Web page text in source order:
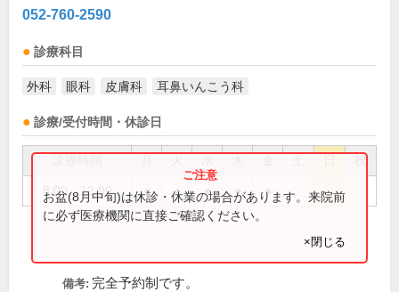
052-760-2590
診療科目
外科 眼科 皮膚科 耳鼻いんこう科
診療/受付時間・休診日
祝
8:00～12:00 ● ● ● ● ●
お盆(8月中旬)は休診・休業の場合があります。来院前
に必ず医療機関に直接ご確認ください。
×閉じる
備考: 完全予約制です。